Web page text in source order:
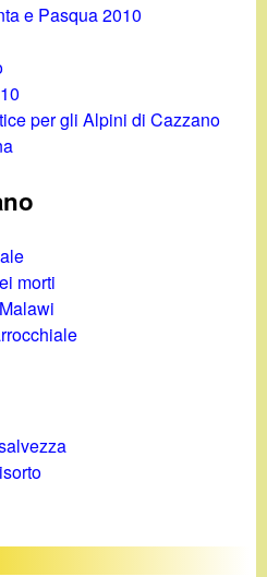
e Pasqua 2010
per gli Alpini di Cazzano
morti